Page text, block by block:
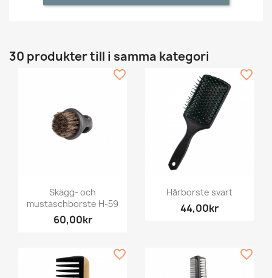
30 produkter till i samma kategori
Skägg- och
mustaschborste H-59
60,00kr
favorite_border
Hårborste svart
44,00kr
favorite_border
favorite_border favorite_border